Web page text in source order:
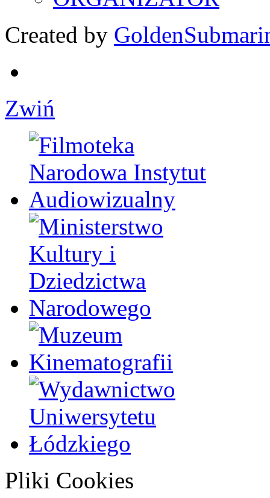
Created by
Zwiń
Pliki Cookies